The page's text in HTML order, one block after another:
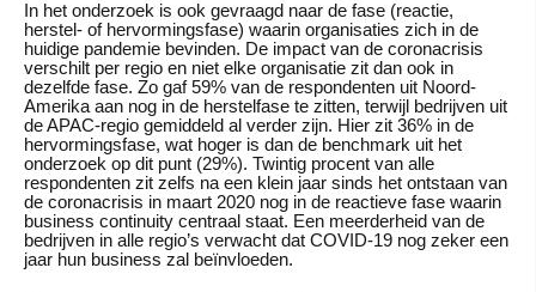
In het onderzoek is ook gevraagd naar de fase (reactie,
herstel- of hervormingsfase) waarin organisaties zich in de
huidige pandemie bevinden. De impact van de coronacrisis
verschilt per regio en niet elke organisatie zit dan ook in
dezelfde fase. Zo gaf 59% van de respondenten uit Noord-
Amerika aan nog in de herstelfase te zitten, terwijl bedrijven uit
de APAC-regio gemiddeld al verder zijn. Hier zit 36% in de
hervormingsfase, wat hoger is dan de benchmark uit het
onderzoek op dit punt (29%). Twintig procent van alle
respondenten zit zelfs na een klein jaar sinds het ontstaan van
de coronacrisis in maart 2020 nog in de reactieve fase waarin
business continuity centraal staat. Een meerderheid van de
bedrijven in alle regio’s verwacht dat COVID-19 nog zeker een
jaar hun business zal beïnvloeden.